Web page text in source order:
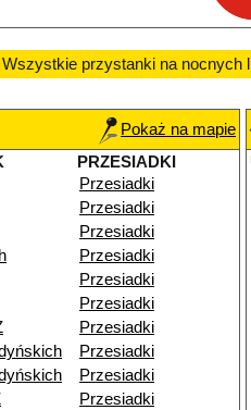
Wszystkie przystanki na nocnych
Pokaż na mapie
PRZESIADKI
Przesiadki
Przesiadki
Przesiadki
Przesiadki
Przesiadki
Przesiadki
Przesiadki
Przesiadki
Przesiadki
Przesiadki